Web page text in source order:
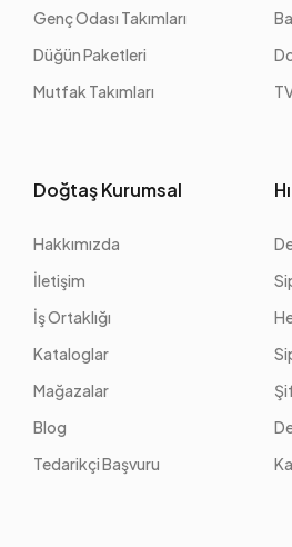
Genç Odası Takımları
Düğün Paketleri
Mutfak Takımları
Doğtaş Kurumsal
Hakkımızda
İletişim
İş Ortaklığı
Kataloglar
Mağazalar
Blog
Tedarikçi Başvuru